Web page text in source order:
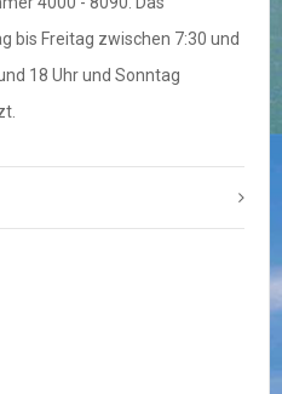
bis Freitag zwischen 7:30 und
18 Uhr und Sonntag